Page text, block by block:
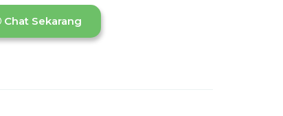
Chat Sekarang